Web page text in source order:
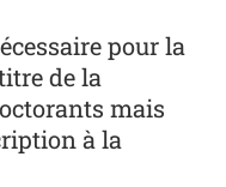
pour la
de la
mais
à la